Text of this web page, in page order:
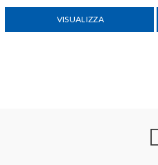
VISUALIZZA